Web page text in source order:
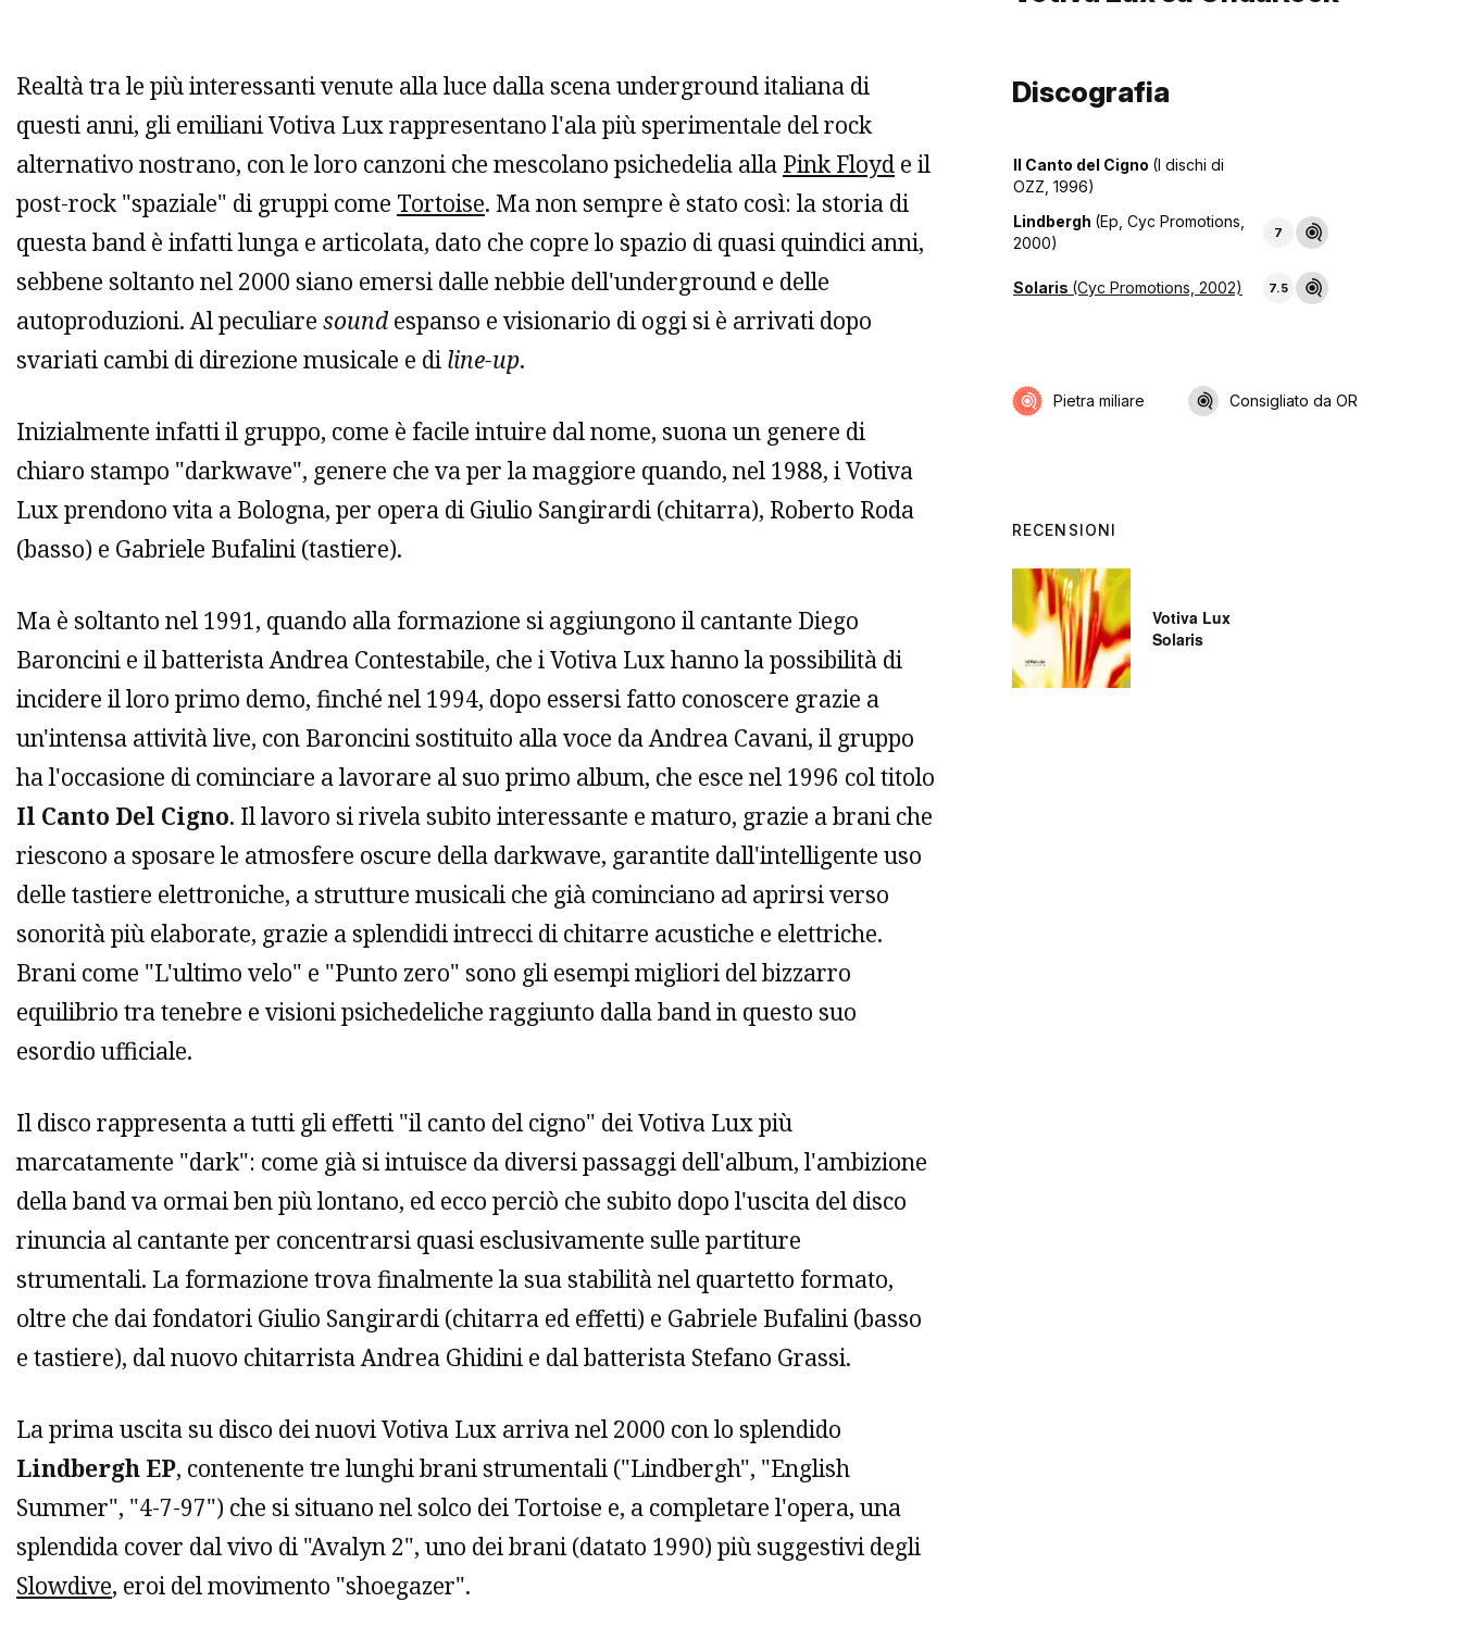
Realtà tra le più interessanti venute alla luce dalla scena underground italiana di
questi anni, gli emiliani Votiva Lux rappresentano l'ala più sperimentale del rock
alternativo nostrano, con le loro canzoni che mescolano psichedelia alla Pink Floyd e il
post-rock "spaziale" di gruppi come Tortoise. Ma non sempre è stato così: la storia di
questa band è infatti lunga e articolata, dato che copre lo spazio di quasi quindici anni,
sebbene soltanto nel 2000 siano emersi dalle nebbie dell'underground e delle
autoproduzioni. Al peculiare soundespanso e visionario di oggi si è arrivati dopo
svariati cambi di direzione musicale e di line-up.
Inizialmente infatti il gruppo, come è facile intuire dal nome, suona un genere di
chiaro stampo "darkwave", genere che va per la maggiore quando, nel 1988, i Votiva
Lux prendono vita a Bologna, per opera di Giulio Sangirardi (chitarra), Roberto Roda
(basso) e Gabriele Bufalini (tastiere).
Ma è soltanto nel 1991, quando alla formazione si aggiungono il cantante Diego
Baroncini e il batterista Andrea Contestabile, che i Votiva Lux hanno la possibilità di
incidere il loro primo demo, finché nel 1994, dopo essersi fatto conoscere grazie a
un'intensa attività live, con Baroncini sostituito alla voce da Andrea Cavani, il gruppo
ha l'occasione di cominciare a lavorare al suo primo album, che esce nel 1996 col titolo
Il Canto Del Cigno. Il lavoro si rivela subito interessante e maturo, grazie a brani che
riescono a sposare le atmosfere oscure della darkwave, garantite dall'intelligente uso
delle tastiere elettroniche, a strutture musicali che già cominciano ad aprirsi verso
sonorità più elaborate, grazie a splendidi intrecci di chitarre acustiche e elettriche.
Brani come "L'ultimo velo" e "Punto zero" sono gli esempi migliori del bizzarro
equilibrio tra tenebre e visioni psichedeliche raggiunto dalla band in questo suo
esordio ufficiale.
Il disco rappresenta a tutti gli effetti "il canto del cigno" dei Votiva Lux più
marcatamente "dark": come già si intuisce da diversi passaggi dell'album, l'ambizione
della band va ormai ben più lontano, ed ecco perciò che subito dopo l'uscita del disco
rinuncia al cantante per concentrarsi quasi esclusivamente sulle partiture
strumentali. La formazione trova finalmente la sua stabilità nel quartetto formato,
oltre che dai fondatori Giulio Sangirardi (chitarra ed effetti) e Gabriele Bufalini (basso
e tastiere), dal nuovo chitarrista Andrea Ghidini e dal batterista Stefano Grassi.
La prima uscita su disco dei nuovi Votiva Lux arriva nel 2000 con lo splendido
Lindbergh EP, contenente tre lunghi brani strumentali ("Lindbergh", "English
Summer", "4-7-97") che si situano nel solco dei Tortoise e, a completare l'opera, una
splendida cover dal vivo di "Avalyn 2", uno dei brani (datato 1990) più suggestivi degli
Slowdive, eroi del movimento "shoegazer".
Discografia
Il Canto del Cigno (I dischi di
OZZ, 1996)
Lindbergh (Ep, Cyc Promotions,
2000)
7
Solaris (Cyc Promotions, 2002) 7.5
Pietra miliare Consigliato da OR
RECENSIONI
Votiva Lux
Solaris